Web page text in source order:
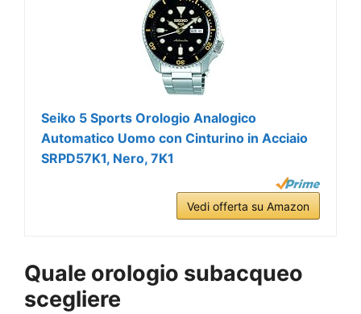
Seiko 5 Sports Orologio Analogico
Automatico Uomo con Cinturino in Acciaio
SRPD57K1, Nero, 7K1
Vedi offerta su Amazon
Quale orologio subacqueo
scegliere